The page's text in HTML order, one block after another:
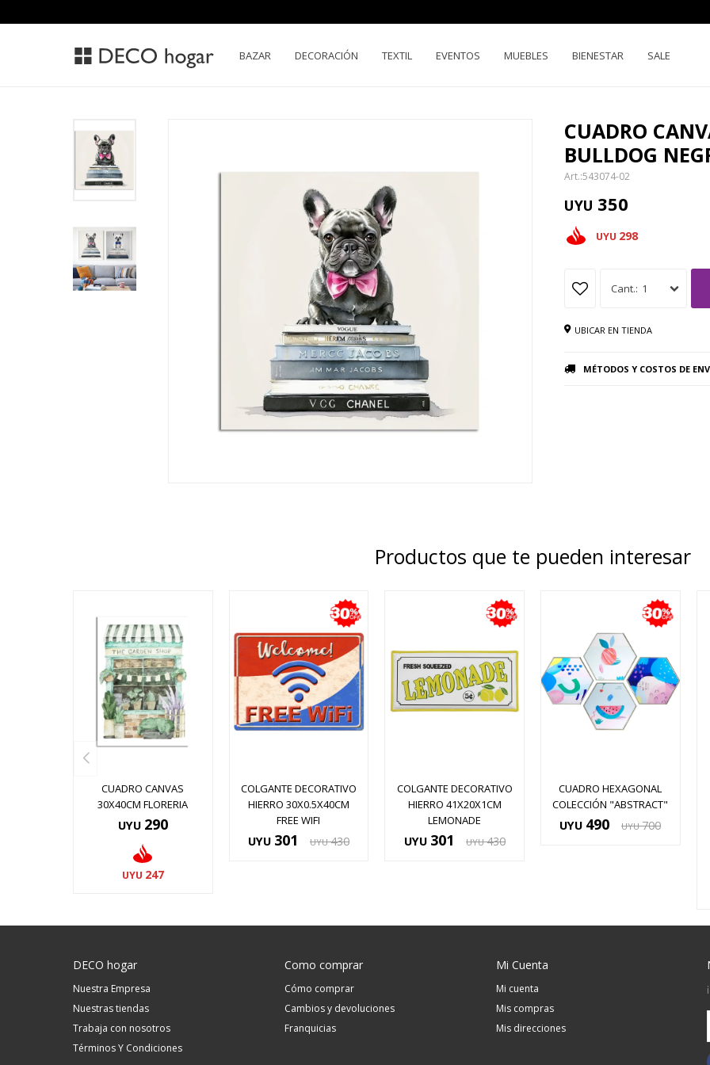
BAZAR DECORACIÓN TEXTIL EVENTOS MUEBLES BIENESTAR SALE
CUADRO
BULLDOG
543074-02
UYU 350
UYU 298
1
UBICAR EN TIENDA
MÉTODOS Y COSTOS DE
Productos que te pueden interesar
CUADRO CANVAS
30X40CM FLORERIA
UYU 290
UYU 247
COLGANTE DECORATIVO
HIERRO 30X0.5X40CM
FREE WIFI
UYU 301 UYU 430
COLGANTE DECORATIVO
HIERRO 41X20X1CM
LEMONADE
UYU 301 UYU 430
CUADRO HEXAGONAL
COLECCIÓN "ABSTRACT"
UYU 490 UYU 700
DECO hogar
Nuestra Empresa
Nuestras tiendas
Trabaja con nosotros
Términos Y Condiciones
Como comprar
Cómo comprar
Cambios y devoluciones
Franquicias
Mi Cuenta
Mi cuenta
Mis compras
Mis direcciones